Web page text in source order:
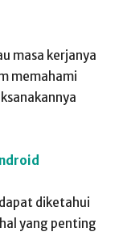
masa kerjanya
memahami
diketahui
yang penting